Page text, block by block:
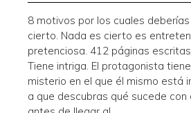
8 motivos por los cuales
cierto. Nada es cierto es
pretenciosa. 412 páginas
Tiene intriga. El protagonista
misterio en el que él mismo está
a que descubras qué sucede